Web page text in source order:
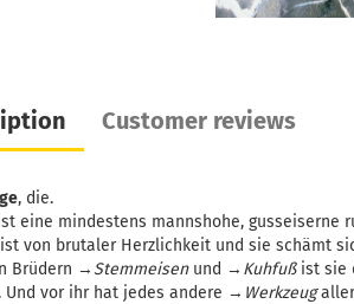
Customer reviews
, die.
eine mindestens mannshohe, gusseiserne
von brutaler Herzlichkeit und sie schämt
Brüdern → Stemmeisenund → Kuhfußist sie
Und vor ihr hat jedes andere → Werkzeug